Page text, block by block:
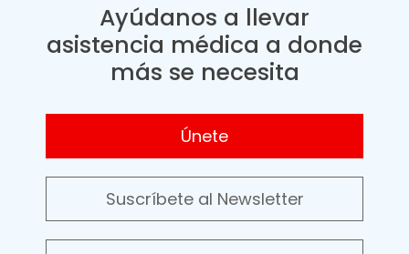
Ayúdanos a llevar
asistencia médica a donde
más se necesita
Únete
Suscríbete al Newsletter